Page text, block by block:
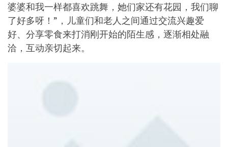
婆婆和我一样都喜欢跳舞，她们家还有花园，我们聊
了好多呀！”，儿童们和老人之间通过交流兴趣爱
好、分享零食来打消刚开始的陌生感，逐渐相处融
洽，互动亲切起来。